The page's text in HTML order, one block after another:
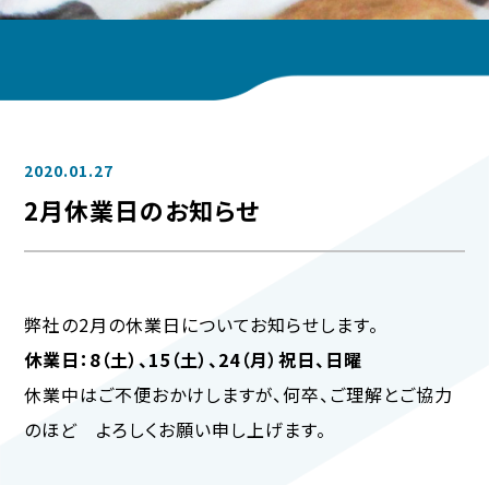
2020.01.27
2月休業日のお知らせ
弊社の2月の休業日についてお知らせします。
休業日：8（土）、15（土）、24（月）祝日、日曜
休業中はご不便おかけしますが、何卒、ご理解とご協力
のほど よろしくお願い申し上げます。